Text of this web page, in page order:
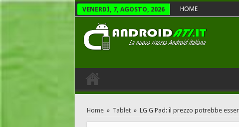
VENERDÌ, 7, AGOSTO, 2026 HOME
Home » Tablet » LG G Pad: il prezzo potrebbe